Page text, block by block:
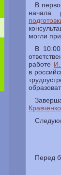
В
начала
могли
В
работе
в
Кравченко
Перед